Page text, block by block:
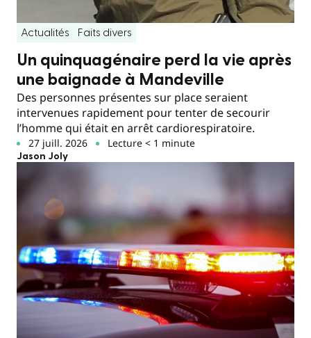
Actualités Faits divers
Un quinquagénaire perd la vie après
une baignade à Mandeville
Des personnes présentes sur place seraient
intervenues rapidement pour tenter de secourir
l’homme qui était en arrêt cardiorespiratoire.
27 juill. 2026 Lecture < 1 minute
Jason Joly